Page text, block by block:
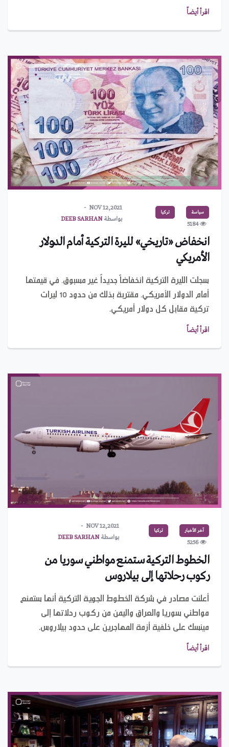
اقرأ أيضاً
سياسة تركيا
5184
NOV 12,2021
بواسطةDEEB SARHAN
انخفاض «تاريخي» لليرة التركية أمام الدولار
الأمريكي
سجلت الليرة التركية انخفاضاً جديداً غير مسبوق، في قيمتها
أمام الدولار الأمريكي، مقتربة بذلك من حدود 10 ليرات
تركية مقابل كل دولار أمريكي.
اقرأ أيضاً
آخر الأخبار تركيا
5256
NOV 12,2021
بواسطةDEEB SARHAN
الخطوط التركية ستمنع مواطني سوريا من
ركوب رحلاتها إلى بيلاروس
أعلنت مصادر في شركة الخطوط الجوية التركية أنها ستمنع
مواطني سوريا والعراق واليمن من ركوب رحلاتها إلى
مينسك على خلفية أزمة المهاجرين على حدود بيلاروس.
اقرأ أيضاً